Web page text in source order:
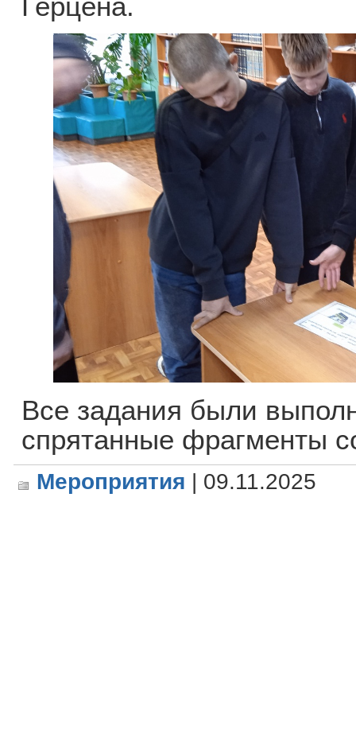
Все задания были
спрятанные фрагменты
Мероприятия | 09.11.2025